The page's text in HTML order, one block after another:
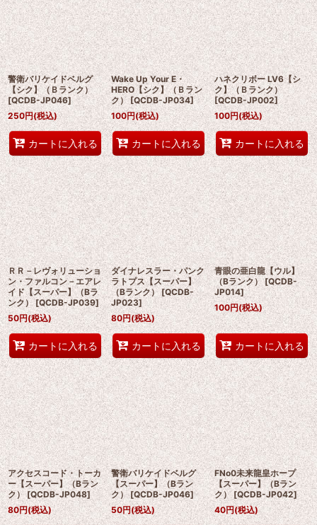
警衛バリケイドベルグ
【シク】（Ｂランク）
[QCDB-JP046]
250円(税込)
カートに入れる
Wake Up Your E・
HERO【シク】（Ｂラン
ク） [QCDB-JP034]
100円(税込)
カートに入れる
ハネクリボー LV6【シ
ク】（Ｂランク）
[QCDB-JP002]
100円(税込)
カートに入れる
ＲＲ－レヴォリューショ
ン・ファルコン－エアレ
イド【スーパー】（Bラ
ンク） [QCDB-JP039]
50円(税込)
カートに入れる
ダイナレスラー・パンク
ラトプス【スーパー】
（Bランク） [QCDB-
JP023]
80円(税込)
カートに入れる
青眼の亜白龍【ウル】
（Bランク） [QCDB-
JP014]
100円(税込)
カートに入れる
アクセスコード・トーカ
ー【スーパー】（Bラン
ク） [QCDB-JP048]
80円(税込)
警衛バリケイドベルグ
【スーパー】（Bラン
ク） [QCDB-JP046]
50円(税込)
FNo0未来龍皇ホープ
【スーパー】（Bラン
ク） [QCDB-JP042]
40円(税込)